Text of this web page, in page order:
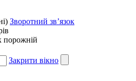
Зворотний зв’язок
Закрити вікно